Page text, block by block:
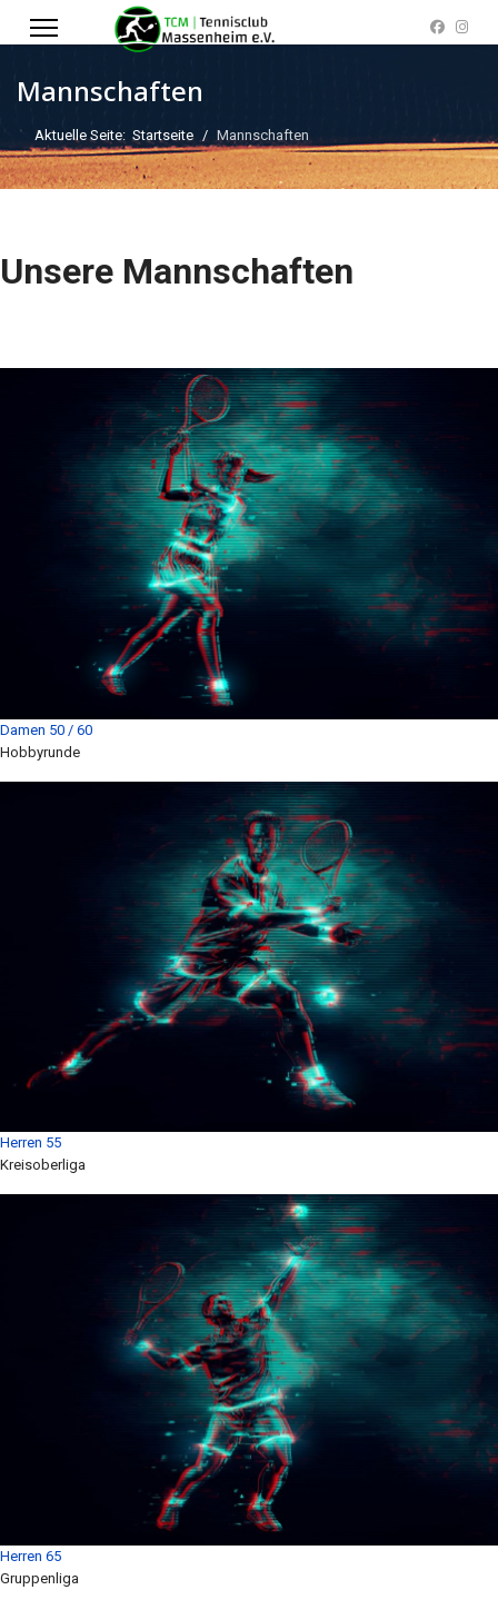
Mannschaften
Aktuelle Seite: Startseite Mannschaften
Unsere Mannschaften
Damen 50 / 60
Hobbyrunde
Herren 55
Kreisoberliga
Herren 65
Gruppenliga